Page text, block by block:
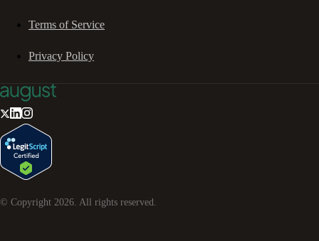
Terms of Service
Privacy Policy
© Copyright 2026 . All rights reserved.